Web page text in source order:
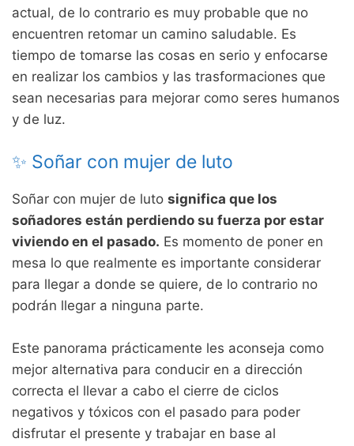
actual, de lo contrario es muy probable que no
encuentren retomar un camino saludable. Es
tiempo de tomarse las cosas en serio y enfocarse
en realizar los cambios y las trasformaciones que
sean necesarias para mejorar como seres humanos
y de luz.
✨ Soñar con mujer de luto
Soñar con mujer de luto significa que los
soñadores están perdiendo su fuerza por estar
viviendo en el pasado. Es momento de poner en
mesa lo que realmente es importante considerar
para llegar a donde se quiere, de lo contrario no
podrán llegar a ninguna parte.
Este panorama prácticamente les aconseja como
mejor alternativa para conducir en a dirección
correcta el llevar a cabo el cierre de ciclos
negativos y tóxicos con el pasado para poder
disfrutar el presente y trabajar en base al